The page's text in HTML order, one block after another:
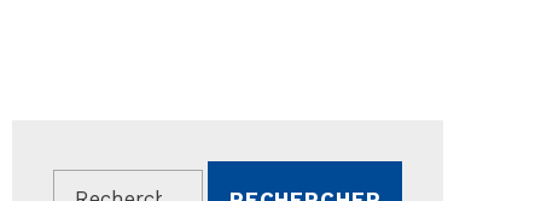
Rechercher :